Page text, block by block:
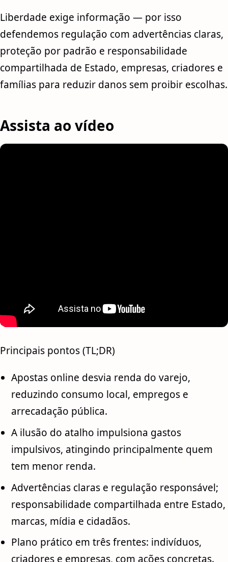
Liberdade exige informação — por isso
defendemos regulação com advertências claras,
proteção por padrão e responsabilidade
compartilhada de Estado, empresas, criadores e
famílias para reduzir danos sem proibir escolhas.
Assista ao vídeo
Principais pontos (TL;DR)
Apostas online desvia renda do varejo,
reduzindo consumo local, empregos e
arrecadação pública.
A ilusão do atalho impulsiona gastos
impulsivos, atingindo principalmente quem
tem menor renda.
Advertências claras e regulação responsável;
responsabilidade compartilhada entre Estado,
marcas, mídia e cidadãos.
Plano prático em três frentes: indivíduos,
criadores e empresas, com ações concretas.